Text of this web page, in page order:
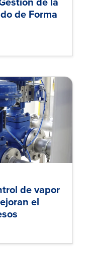
de Forma
de vapor
el